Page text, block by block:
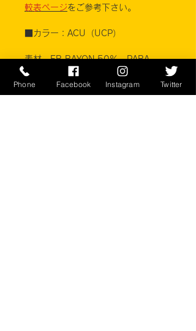
較表ページをご参考下さい。
■カラー：ACU（UCP）
素材 FR RAYON 50% PARA-
ARAMID 25% NYLON 10%
PROPPER INTERNATIONAL, INC.
Phone Facebook Instagram Twitter